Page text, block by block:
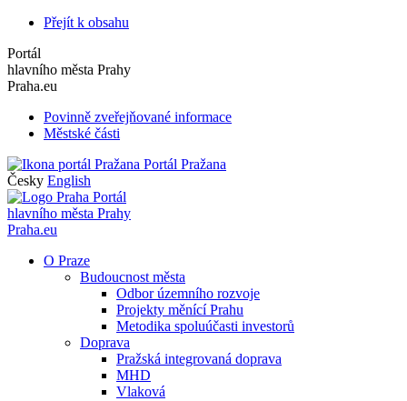
Přejít k obsahu
Portál
hlavního města Prahy
Praha.eu
Povinně zveřejňované informace
Městské části
Portál Pražana
Česky English
Portál
hlavního města Prahy
Praha.eu
O Praze
Budoucnost města
Odbor územního rozvoje
Projekty měnící Prahu
Metodika spoluúčasti investorů
Doprava
Pražská integrovaná doprava
MHD
Vlaková